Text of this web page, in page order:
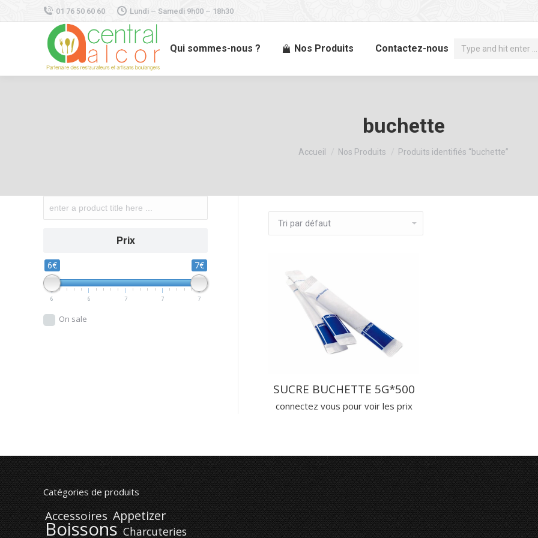
01 76 50 60 60 Lundi – Samedi 9h00 – 18h30
Qui sommes-nous ? Nos Produits Contactez-nous
Recherche
buchette
Vous êtes ici :
Accueil Nos Produits Produits identifiés “buchette”
SUCRE BUCHETTE 5G*500
connectez vous pour voir les prix
Prix
6€ 7€
6 6 7 7 7
On sale
Catégories de produits
Accessoires Appetizer
Boissons Charcuteries